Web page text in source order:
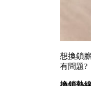
想換鎖
有問題?